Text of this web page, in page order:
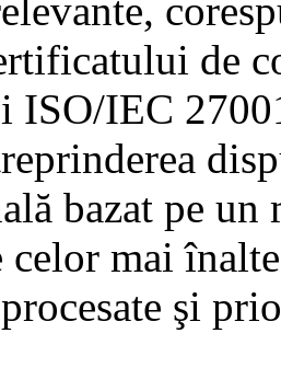
de
ISO/IEC
bazat pe
celor mai
şi